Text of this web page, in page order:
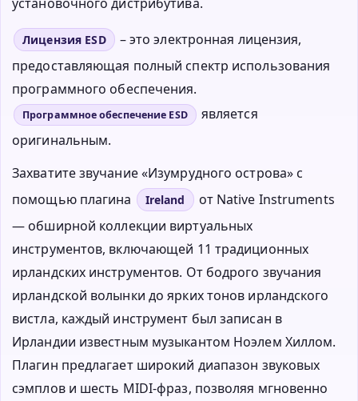
Лицензия ESD
– это электронная лицензия,
предоставляющая полный спектр использования
программного обеспечения.
Программное обеспечение ESD
является
оригинальным.
Захватите звучание «Изумрудного острова» с
помощью плагина
Ireland
от Native Instruments
— обширной коллекции виртуальных
инструментов, включающей 11 традиционных
ирландских инструментов. От бодрого звучания
ирландской волынки до ярких тонов ирландского
вистла, каждый инструмент был записан в
Ирландии известным музыкантом Ноэлем Хиллом.
Плагин предлагает широкий диапазон звуковых
сэмплов и шесть MIDI-фраз, позволяя мгновенно